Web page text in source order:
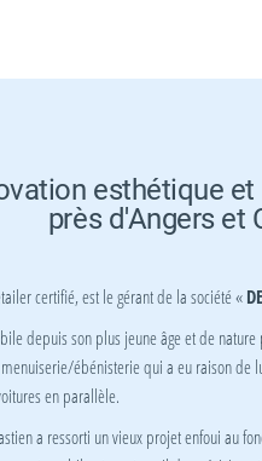
esthétique
près d'Angers et
certifié, est le gérant de la société «
depuis son plus jeune âge et de
ébénisterie qui a eu raison de
en parallèle.
a ressorti un vieux projet enfoui au